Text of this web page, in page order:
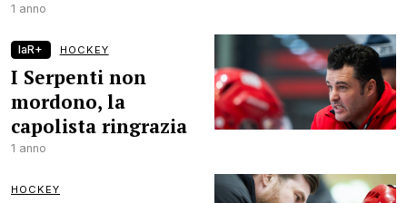
1 anno
laR+ HOCKEY
I Serpenti non
mordono, la
capolista ringrazia
1 anno
HOCKEY